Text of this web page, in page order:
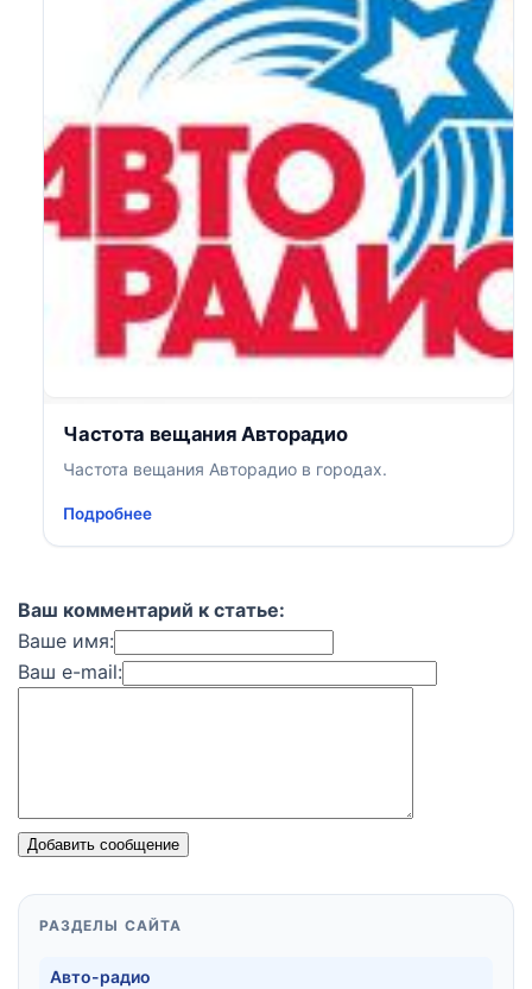
Частота вещания Авторадио
Частота вещания Авторадио в городах.
Подробнее
Ваш комментарий к статье:
Ваше имя:
Ваш e-mail:
Добавить сообщение
РАЗДЕЛЫ САЙТА
Авто-радио